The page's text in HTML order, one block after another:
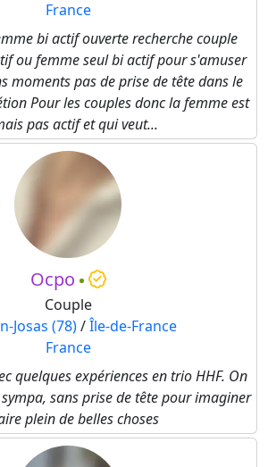
France
bi actif ouverte recherche couple
ou femme seul bi actif pour s'amuser
moments pas de prise de tête dans le
Pour les couples donc la femme est
pas actif et qui veut...
Ocpo
Couple
Josas (78)/Île-de-France
France
quelques expériences en trio HHF. On
sans prise de tête pour imaginer
plein de belles choses